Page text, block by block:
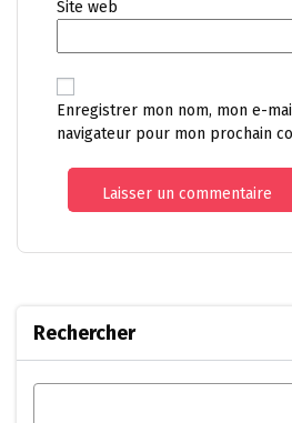
Site web
Enregistrer mon nom, mon e-
navigateur pour mon prochain
Rechercher